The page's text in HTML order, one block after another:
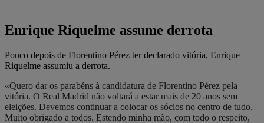
Enrique Riquelme assume derrota
Pouco depois de Florentino Pérez ter declarado vitória, Enrique
Riquelme assumiu a derrota.
«Quero dar os parabéns à candidatura de Florentino Pérez pela
vitória. O Real Madrid não voltará a estar mais de 20 anos sem
eleições. Devemos continuar a colocar os sócios no centro de tudo.
Muito obrigado a todos. Estendo minha mão, com todo o respeito,